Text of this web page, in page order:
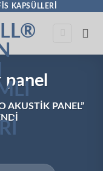
KAPSÜLLERI
AKUSTIK PANEL”